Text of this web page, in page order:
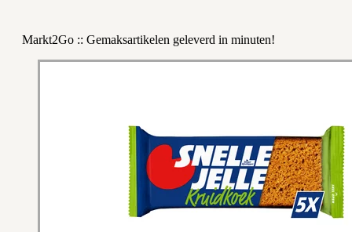
Markt2Go :: Gemaksartikelen geleverd in minuten!